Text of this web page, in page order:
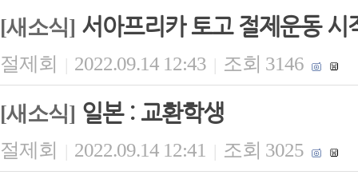
[새소식] 서아프리카 토고 절제운동 시
절제회 | 2022.09.14 12:43 | 조회 3146
[새소식] 일본 : 교환학생
절제회 | 2022.09.14 12:41 | 조회 3025